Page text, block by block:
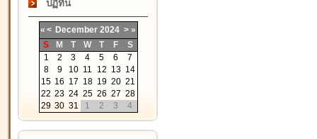
ปฏิทิน
« < December 2024 > »
S
M T W T F
S
1
2 3 4 5 6
7
8
9 10 11 12 13 14
15 16 17 18 19 20 21
22 23 24 25 26 27 28
29 30 31 1 2 3 4